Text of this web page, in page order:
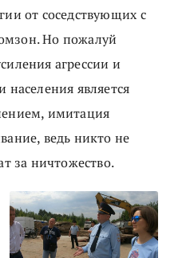
от соседствующих с
Но пожалуй
агрессии и
населения является
имитация
ведь никто не
за ничтожество.